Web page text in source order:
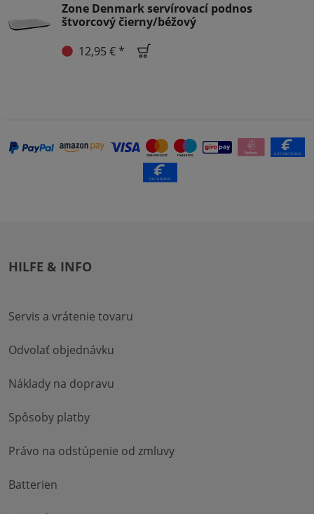
Zone Denmark servírovací podnos
štvorcový čierny/béžový
12,95 € *
HILFE & INFO
Servis a vrátenie tovaru
Odvolať objednávku
Náklady na dopravu
Spôsoby platby
Právo na odstúpenie od zmluvy
Batterien